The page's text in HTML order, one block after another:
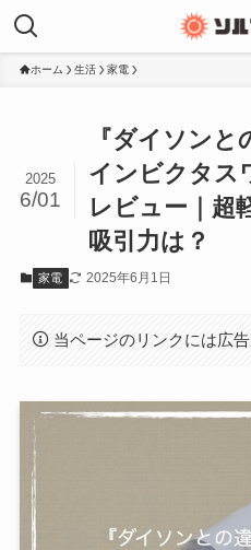
ホーム 生活 家電
『ダイソンと
インビクタス
レビュー｜超
吸引力は？
2025
6/01
家電 2025年6月1日
当ページのリンクには広